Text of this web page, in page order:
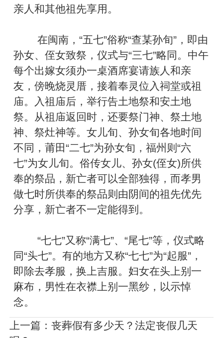
亲人和其他祖先享用。
在闽南，“五七”俗称“查某孙旬”，即由
孙女、侄女致祭，仪式与“三七”略同。中午
每个出嫁女须办一桌酒席宴请族人和亲
友，傍晚烧灵厝，接着奉灵位入祠堂或祖
庙。入祖庙后，举行告土地祭和安土地
祭。从祖庙返回时，还要祭门神、祭土地
神、祭灶神等。女儿旬、孙女旬各地时间
不同，莆田“二七”为孙女旬，福州则“六
七”为女儿旬。俗传女儿、孙女(侄女)所供
奉的祭品，新亡者可以全部独得，而孝男
做七时所供奉的祭品则由阴间的祖先优先
分享，新亡者不一定能得到。
“七七”又称“满七”、“尾七”等，仪式略
同“头七”。有的地方又称“七七”为“起服”，
即除去孝服，换上吉服。妇女在头上别一
麻布，男性在衣襟上别一黑纱，以示悼
念。
上一篇：丧葬假有多少天？法定丧假几天